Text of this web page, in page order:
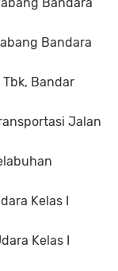
Bandara
Tbk, Bandar
Jalan
Kelas I
Kelas I